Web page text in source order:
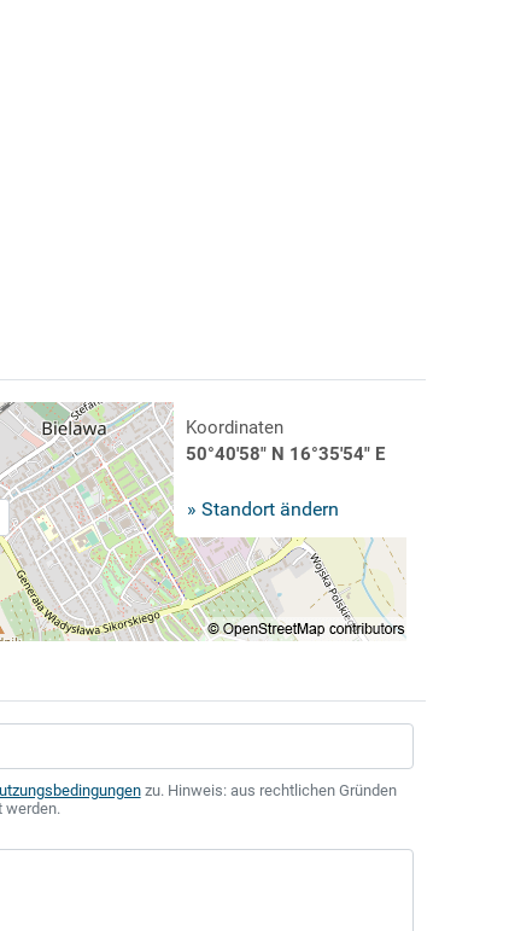
Koordinaten
50°40'58" N 16°35'54" E
» Standort ändern
zu. Hinweis: aus rechtlichen Gründen
werden.